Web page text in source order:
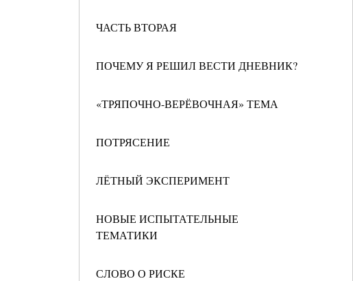
ЧАСТЬ ВТОРАЯ
ПОЧЕМУ Я РЕШИЛ ВЕСТИ ДНЕВНИК?
«ТРЯПОЧНО-ВЕРЁВОЧНАЯ» ТЕМА
ПОТРЯСЕНИЕ
ЛЁТНЫЙ ЭКСПЕРИМЕНТ
НОВЫЕ ИСПЫТАТЕЛЬНЫЕ
ТЕМАТИКИ
СЛОВО О РИСКЕ